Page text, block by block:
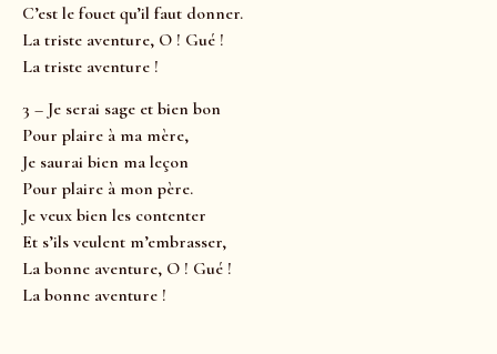
C’est le fouet qu’il faut donner.
La triste aventure, O ! Gué !
La triste aventure !
3 – Je serai sage et bien bon
Pour plaire à ma mère,
Je saurai bien ma leçon
Pour plaire à mon père.
Je veux bien les contenter
Et s’ils veulent m’embrasser,
La bonne aventure, O ! Gué !
La bonne aventure !